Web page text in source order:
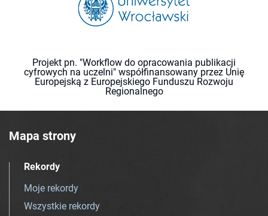
Projekt pn. "Workflow do opracowania publikacji
cyfrowych na uczelni" współfinansowany przez Unię
Europejską z Europejskiego Funduszu Rozwoju
Regionalnego
Mapa strony
Rekordy
Moje rekordy
Wszystkie rekordy